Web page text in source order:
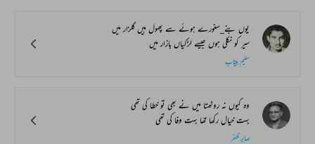
یوں بنے_سنورے ہوئے سے پھول ہیں گلزار میں
سیر کو نکلی ہوں جیسے لڑکیاں بازار میں
سلیم بیتاب
وہ کیوں نہ روٹھتا میں نے بھی تو خطا کی تھی
بہت خیال رکھا تھا بہت وفا کی تھی
صابر ظفر